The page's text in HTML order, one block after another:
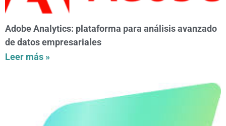
Adobe Analytics: plataforma para análisis avanzado
de datos empresariales
Leer más »